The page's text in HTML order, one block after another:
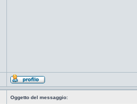
Oggetto del messaggio: